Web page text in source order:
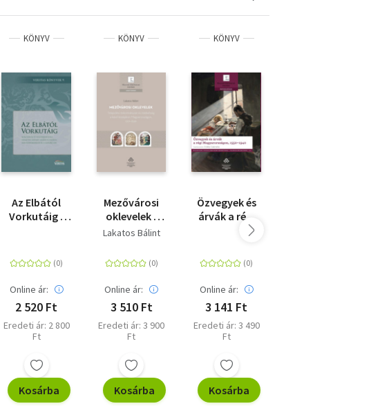
KÖNYV
Az Elbától
Vorkutáig -
németek
szovjet
hadifogságban,
és a GULÁG-
on
Online ár:
2 520 Ft
Eredeti ár: 2 800
Ft
Kosárba
KÖNYV
Mezővárosi
oklevelek -
Települési
és írásbeliség
a késő
középkori
1301-1526
Lakatos Bálint
Online ár:
3 510 Ft
Eredeti ár: 3 900
Ft
Kosárba
KÖNYV
Özvegyek és
árvák a régi
Magyarországon
Online ár:
3 141 Ft
Eredeti ár: 3 490
Ft
Kosárba